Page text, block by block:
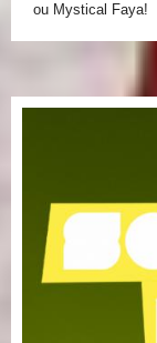
ou Mystical Faya!